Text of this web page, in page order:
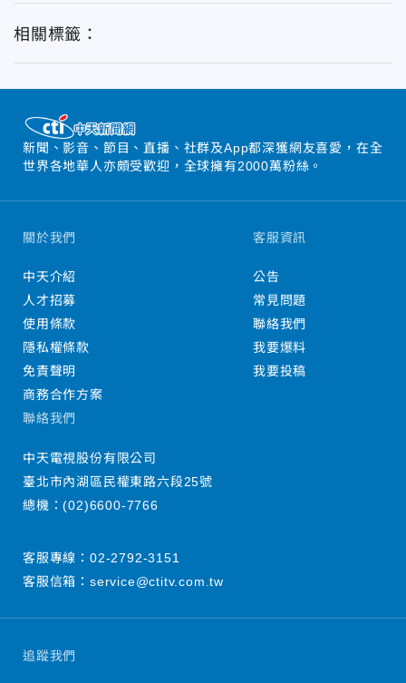
相關標籤：
新聞、影音、節目、直播、社群及App都深獲網友喜愛，在全
世界各地華人亦頗受歡迎，全球擁有2000萬粉絲。
追蹤我們
關於我們
中天介紹
人才招募
使用條款
隱私權條款
免責聲明
商務合作方案
客服資訊
公告
常見問題
聯絡我們
我要爆料
我要投稿
聯絡我們
中天電視股份有限公司
臺北市內湖區民權東路六段25號
總機：(02)6600-7766
客服專線： 02-2792-3151
客服信箱： service@ctitv.com.tw